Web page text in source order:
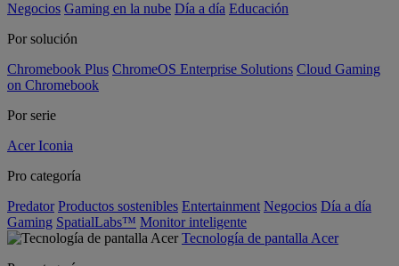
Negocios Gaming en la nube Día a día Educación
Por solución
Chromebook Plus ChromeOS Enterprise Solutions Cloud Gaming
on Chromebook
Por serie
Acer Iconia
Pro categoría
Predator Productos sostenibles Entertainment Negocios Día a día
Gaming SpatialLabs™ Monitor inteligente
Tecnología de pantalla Acer